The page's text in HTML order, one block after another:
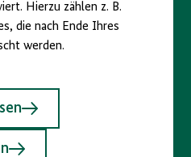
Hierzu zählen z. B.
die nach Ende Ihres
werden.